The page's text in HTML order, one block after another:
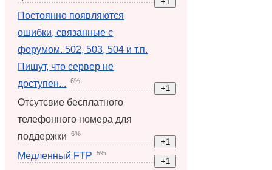
Постоянно появляются
ошибки, связанные с
форумом. 502, 503, 504 и т.п.
Пишут, что сервер не
доступен...
6%
Отсутсвие бесплатного
телефонного номера для
поддержки
6%
Медленный FTP 5%